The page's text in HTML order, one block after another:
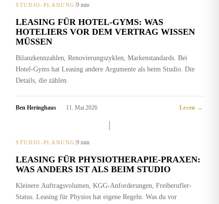
STUDIO-PLANUNG |9 min
LEASING FÜR HOTEL-GYMS: WAS
HOTELIERS VOR DEM VERTRAG WISSEN
MÜSSEN
Bilanzkennzahlen, Renovierungszyklen, Markenstandards. Bei
Hotel-Gyms hat Leasing andere Argumente als beim Studio. Die
Details, die zählen.
Ben Heringhaus · 11. Mai 2026 Lesen →
STUDIO-PLANUNG |9 min
LEASING FÜR PHYSIOTHERAPIE-PRAXEN:
WAS ANDERS IST ALS BEIM STUDIO
Kleinere Auftragsvolumen, KGG-Anforderungen, Freiberufler-
Status. Leasing für Physios hat eigene Regeln. Was du vor